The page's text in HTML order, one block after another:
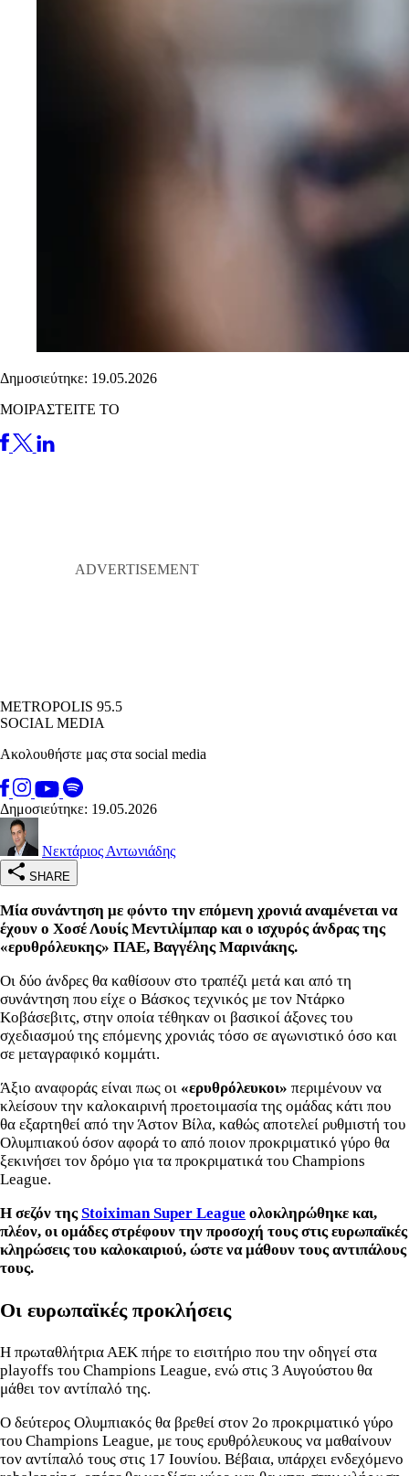
Δημοσιεύτηκε: 19.05.2026
ΜΟΙΡΑΣΤΕΙΤΕ ΤΟ
METROPOLIS 95.5
SOCIAL MEDIA
Ακολουθήστε μας στα social media
Δημοσιεύτηκε: 19.05.2026
Νεκτάριος Αντωνιάδης
SHARE
Μία συνάντηση με φόντο την επόμενη χρονιά αναμένεται να
έχουν ο Χοσέ Λουίς Μεντιλίμπαρ και ο ισχυρός άνδρας της
«ερυθρόλευκης» ΠΑΕ, Βαγγέλης Μαρινάκης.
Οι δύο άνδρες θα καθίσουν στο τραπέζι μετά και από τη
συνάντηση που είχε ο Βάσκος τεχνικός με τον Ντάρκο
Κοβάσεβιτς, στην οποία τέθηκαν οι βασικοί άξονες του
σχεδιασμού της επόμενης χρονιάς τόσο σε αγωνιστικό όσο και
σε μεταγραφικό κομμάτι.
Άξιο αναφοράς είναι πως οι «ερυθρόλευκοι» περιμένουν να
κλείσουν την καλοκαιρινή προετοιμασία της ομάδας κάτι που
θα εξαρτηθεί από την Άστον Βίλα, καθώς αποτελεί ρυθμιστή του
Ολυμπιακού όσον αφορά το από ποιον προκριματικό γύρο θα
ξεκινήσει τον δρόμο για τα προκριματικά του Champions
League.
Η σεζόν τηςStoiximan Super League ολοκληρώθηκε και,
πλέον, οι ομάδες στρέφουν την προσοχή τους στις ευρωπαϊκές
κληρώσεις του καλοκαιριού, ώστε να μάθουν τους αντιπάλους
τους.
Οι ευρωπαϊκές προκλήσεις
Η πρωταθλήτρια ΑΕΚ πήρε το εισιτήριο που την οδηγεί στα
playoffs του Champions League, ενώ στις 3 Αυγούστου θα
μάθει τον αντίπαλό της.
Ο δεύτερος Ολυμπιακός θα βρεθεί στον 2ο προκριματικό γύρο
του Champions League, με τους ερυθρόλευκους να μαθαίνουν
τον αντίπαλό τους στις 17 Ιουνίου. Βέβαια, υπάρχει ενδεχόμενο